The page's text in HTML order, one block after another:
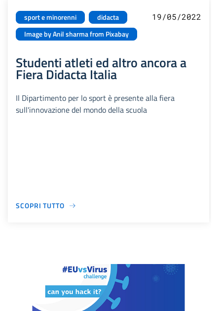
sport e minorenni
didacta
Image by Anil sharma from Pixabay
19/05/2022
Studenti atleti ed altro ancora a
Fiera Didacta Italia
Il Dipartimento per lo sport è presente alla fiera
sull'innovazione del mondo della scuola
SCOPRI TUTTO